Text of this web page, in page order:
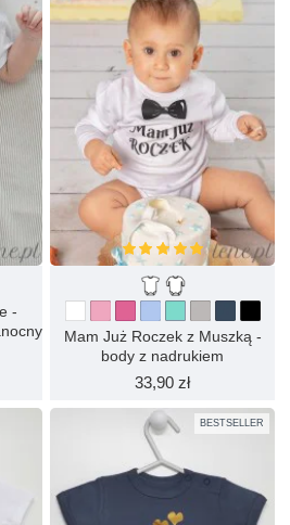
-
Mam Już Roczek z Muszką -
body z nadrukiem
33,90 zł
BESTSELLER